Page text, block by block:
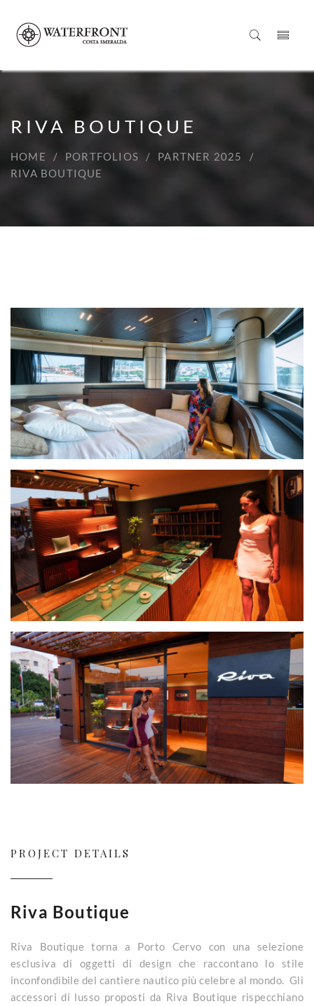
RIVA BOUTIQUE
HOME PORTFOLIOS
PARTNER 2025
RIVA BOUTIQUE
PROJECT DETAILS
Riva Boutique
Riva Boutique torna a Porto Cervo con una selezione
esclusiva di oggetti di design che raccontano lo stile
inconfondibile del cantiere nautico più celebre al mondo. Gli
accessori di lusso proposti da Riva Boutique rispecchiano